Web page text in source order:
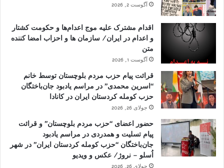
آگوست 2, 2026
اقدام مشترک علیه موج اعدام‌ها و حکومت کشتار
و اعدام در ایران/ سازمان ها و احزاب امضا کننده
متن
آگوست 1, 2026
قرائت پیام حزب مردم بلوچستان توسط خانم
“اسرین محمدی” در مراسم یادبود جان‌باختگان
حزب کومله کردستان ایران در کانادا
جولای 26, 2026
حضور اعضای “حزب مردم بلوچستان” و قرائت
پیام تسلیت و همدردی در مراسم یادبود
جان‌باختگان “حزب کومله کردستان ایران” در شهر
اُسلو – نروژ/ عکس و ویدیو
جولای 26, 2026